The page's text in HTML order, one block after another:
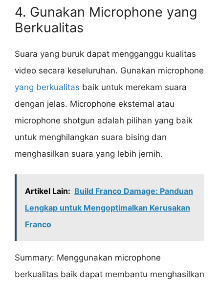
4. Gunakan Microphone yang
Berkualitas
Suara yang buruk dapat mengganggu kualitas
video secara keseluruhan. Gunakan microphone
yang berkualitas baik untuk merekam suara
dengan jelas. Microphone eksternal atau
microphone shotgun adalah pilihan yang baik
untuk menghilangkan suara bising dan
menghasilkan suara yang lebih jernih.
Artikel Lain: Build Franco Damage: Panduan
Lengkap untuk Mengoptimalkan Kerusakan
Franco
Summary: Menggunakan microphone
berkualitas baik dapat membantu menghasilkan